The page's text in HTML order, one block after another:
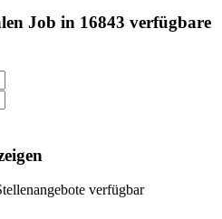
Job in 16843 verfügbare
verfügbar